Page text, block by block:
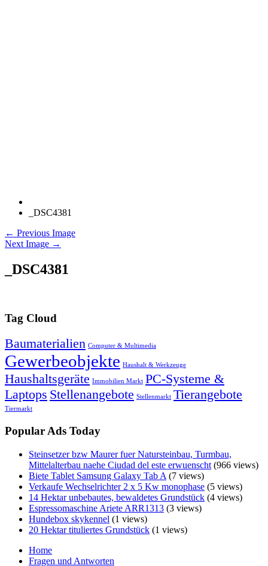
_DSC4381
← Previous Image
Next Image →
_DSC4381
Tag Cloud
Baumaterialien Computer & Multimedia
Gewerbeobjekte Haushalt & Werkzeuge
Haushaltsgeräte Immobilien Markt PC-Systeme &
Laptops Stellenangebote Stellenmarkt Tierangebote
Tiermarkt
Popular Ads Today
Steinsetzer bzw Maurer fuer Natursteinbau, Turmbau,
Mittelalterbau naehe Ciudad del este erwuenscht (966 views)
Biete Tablet Samsung Galaxy Tab A (7 views)
Verkaufe Wechselrichter 2 x 5 Kw monophase (5 views)
14 Hektar unbebautes, bewaldetes Grundstück (4 views)
Espressomaschine Ariete ARR1313 (3 views)
Hundebox skykennel (1 views)
20 Hektar tituliertes Grundstück (1 views)
Home
Fragen und Antworten